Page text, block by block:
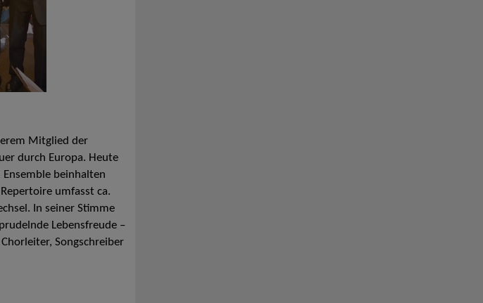
Mitglied der
durch Europa. Heute
beinhalten
umfasst ca.
In seiner Stimme
Lebensfreude –
Songschreiber